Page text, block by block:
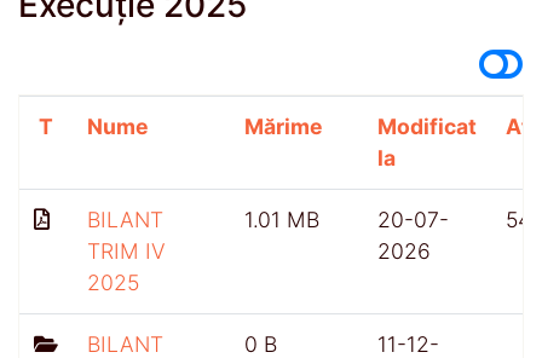
T Nume Mărime
Modificat
la
BILANT
TRIM IV
2025
1.01 MB
20-07-
2026
54
BILANT
0 B
11-12-